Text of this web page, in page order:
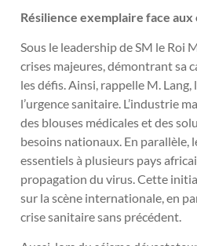
Résilience exemplaire face aux
Sous le leadership de SM le Roi
crises majeures, démontrant sa
les défis. Ainsi, rappelle M.
l’urgence sanitaire. L’industrie
des blouses médicales et des
besoins nationaux. En
essentiels à plusieurs pays
propagation du virus. Cette
sur la scène internationale, en
crise sanitaire sans précédent.